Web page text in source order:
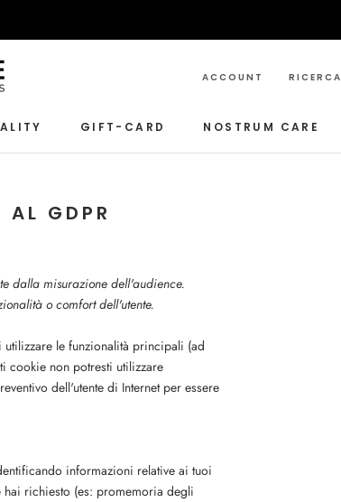
GIFT-CARD
NOSTRUM CARE
ACCOUNT RICERCA
GDPR
dalla misurazione dell'audience.
o comfort dell'utente.
le funzionalità principali (ad
cookie non potresti utilizzare
dell'utente di Internet per essere
informazioni relative ai tuoi
hai richiesto (es: promemoria degli